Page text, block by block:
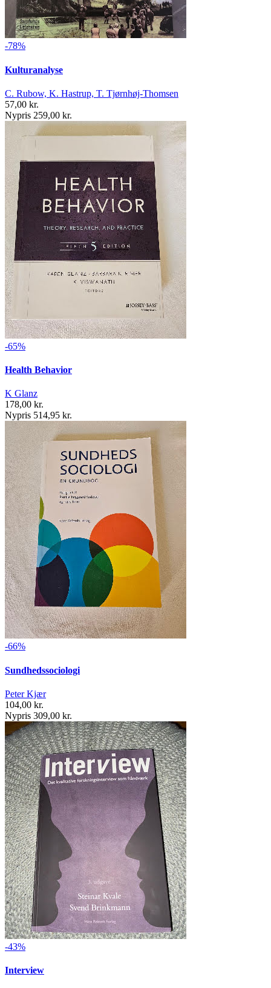
-78%
Kulturanalyse
C. Rubow, K. Hastrup, T. Tjørnhøj-Thomsen
57,00 kr.
Nypris 259,00 kr.
-65%
Health Behavior
K Glanz
178,00 kr.
Nypris 514,95 kr.
-66%
Sundhedssociologi
Peter Kjær
104,00 kr.
Nypris 309,00 kr.
-43%
Interview